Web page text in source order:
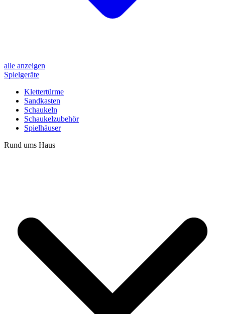
alle anzeigen
Spielgeräte
Klettertürme
Sandkasten
Schaukeln
Schaukelzubehör
Spielhäuser
Rund ums Haus